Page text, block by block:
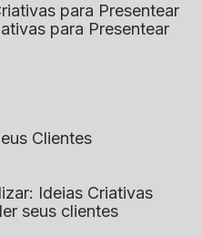
para Presentear
para Presentear
Clientes
Ideias Criativas
seus clientes